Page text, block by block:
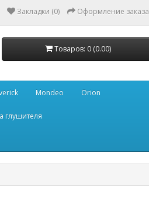
Закладки (0) Оформление заказа
Товаров: 0 (0.00)
Mondeo Orion
глушителя